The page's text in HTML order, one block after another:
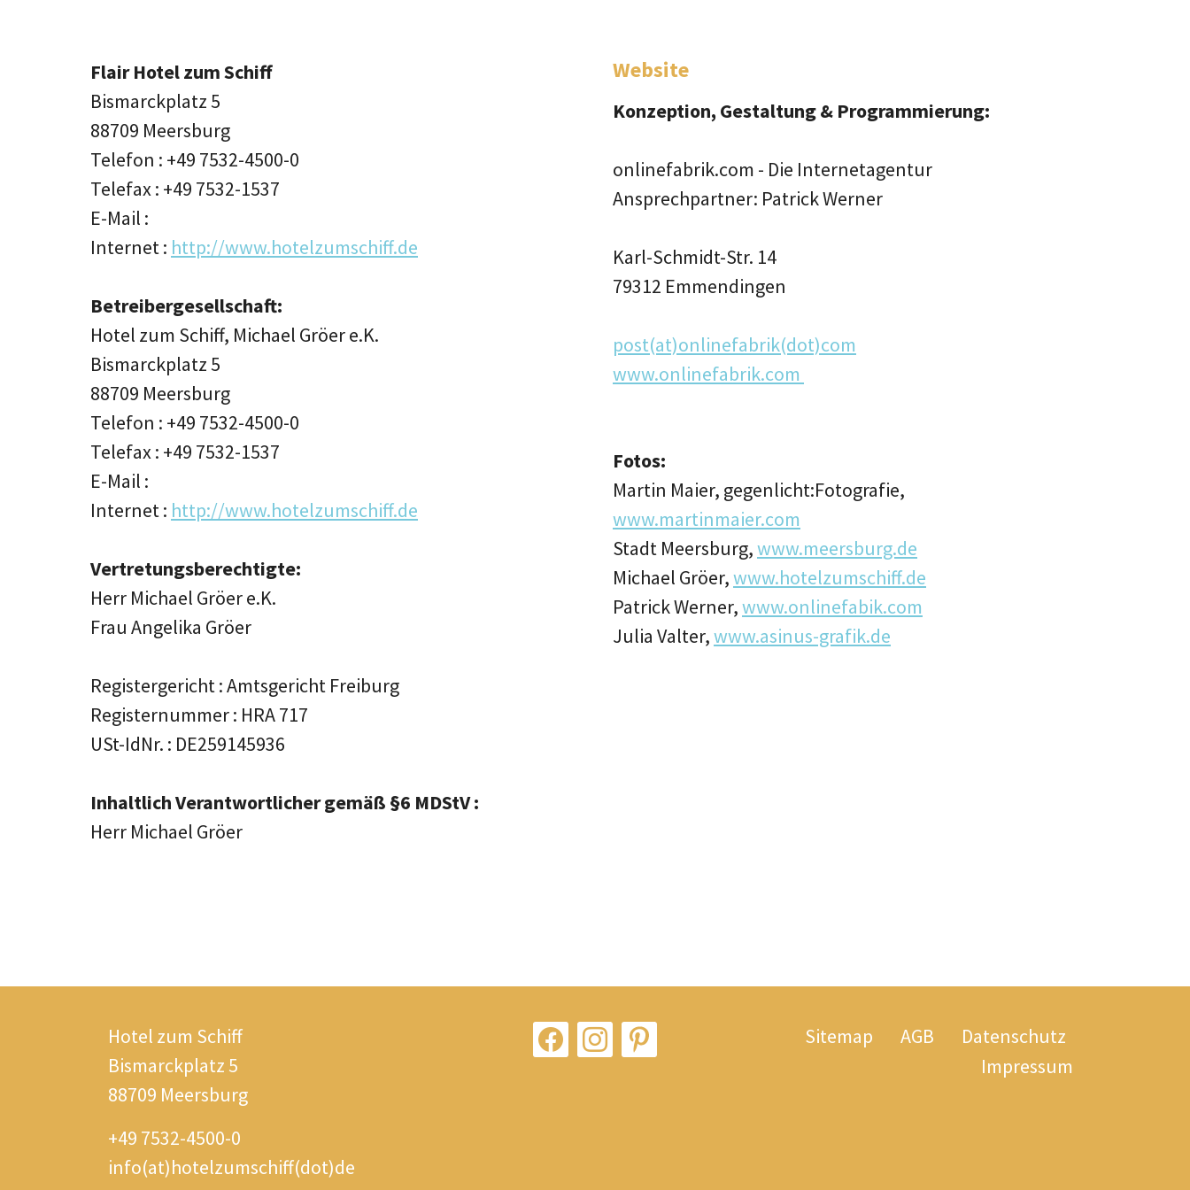
Flair Hotel zum Schiff
Bismarckplatz 5
88709 Meersburg
Telefon : +49 7532-4500-0
Telefax : +49 7532-1537
E-Mail :
Internet : http://www.hotelzumschiff.de
Betreibergesellschaft:
Hotel zum Schiff, Michael Gröer e.K.
Bismarckplatz 5
88709 Meersburg
Telefon : +49 7532-4500-0
Telefax : +49 7532-1537
E-Mail :
Internet : http://www.hotelzumschiff.de
Vertretungsberechtigte:
Herr Michael Gröer e.K.
Frau Angelika Gröer
Registergericht : Amtsgericht Freiburg
Registernummer : HRA 717
USt-IdNr. : DE259145936
Inhaltlich Verantwortlicher gemäß §6 MDStV :
Herr Michael Gröer
Website
Konzeption, Gestaltung & Programmierung:
onlinefabrik.com - Die Internetagentur
Ansprechpartner: Patrick Werner
Karl-Schmidt-Str. 14
79312 Emmendingen
post(at)onlinefabrik(dot)com
www.onlinefabrik.com
Fotos:
Martin Maier, gegenlicht:Fotografie,
www.martinmaier.com
Stadt Meersburg,www.meersburg.de
Michael Gröer,www.hotelzumschiff.de
Patrick Werner,www.onlinefabik.com
Julia Valter,www.asinus-grafik.de
Hotel zum Schiff
Bismarckplatz 5
88709 Meersburg
+49 7532-4500-0
info(at)hotelzumschiff(dot)de
Sitemap AGB
Datenschutz
Impressum